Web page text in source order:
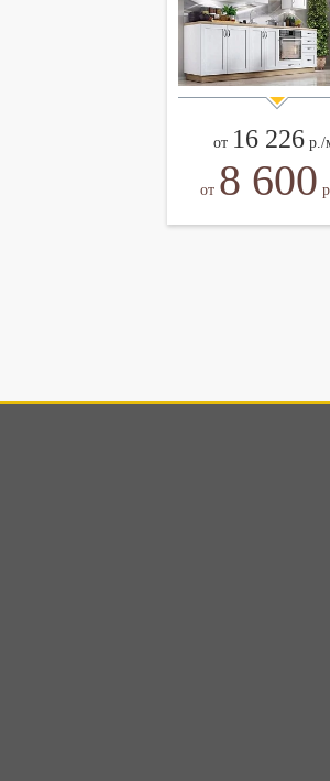
от 16 226р./
от 8 600